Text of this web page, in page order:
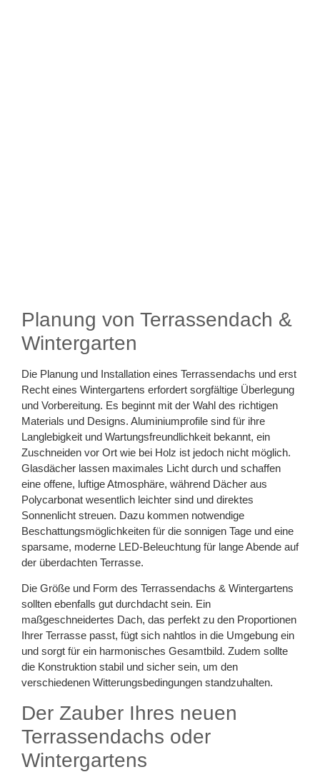
Planung von Terrassendach &
Wintergarten
Die Planung und Installation eines Terrassendachs und erst
Recht eines Wintergartens erfordert sorgfältige Überlegung
und Vorbereitung. Es beginnt mit der Wahl des richtigen
Materials und Designs. Aluminiumprofile sind für ihre
Langlebigkeit und Wartungsfreundlichkeit bekannt, ein
Zuschneiden vor Ort wie bei Holz ist jedoch nicht möglich.
Glasdächer lassen maximales Licht durch und schaffen
eine offene, luftige Atmosphäre, während Dächer aus
Polycarbonat wesentlich leichter sind und direktes
Sonnenlicht streuen. Dazu kommen notwendige
Beschattungsmöglichkeiten für die sonnigen Tage und eine
sparsame, moderne LED-Beleuchtung für lange Abende auf
der überdachten Terrasse.
Die Größe und Form des Terrassendachs & Wintergartens
sollten ebenfalls gut durchdacht sein. Ein
maßgeschneidertes Dach, das perfekt zu den Proportionen
Ihrer Terrasse passt, fügt sich nahtlos in die Umgebung ein
und sorgt für ein harmonisches Gesamtbild. Zudem sollte
die Konstruktion stabil und sicher sein, um den
verschiedenen Witterungsbedingungen standzuhalten.
Der Zauber Ihres neuen
Terrassendachs oder
Wintergartens